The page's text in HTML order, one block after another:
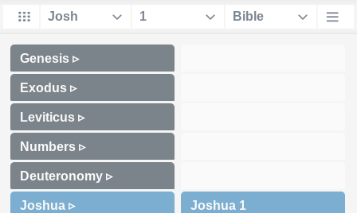
Genesis ▹
Exodus ▹
Leviticus ▹
Numbers ▹
Deuteronomy ▹
Joshua ▹